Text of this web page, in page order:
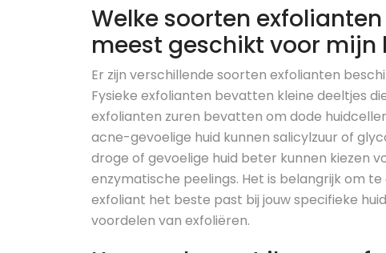
Welke soorten
meest geschikt voor mijn
Er zijn verschillende soorten exfolianten
Fysieke exfolianten bevatten kleine deeltjes
exfolianten zuren bevatten om dode
acne-gevoelige huid kunnen salicylzuur of
droge of gevoelige huid beter kunnen kiezen
enzymatische peelings. Het is belangrijk om
exfoliant het beste past bij jouw specifieke
voordelen van exfoliëren.